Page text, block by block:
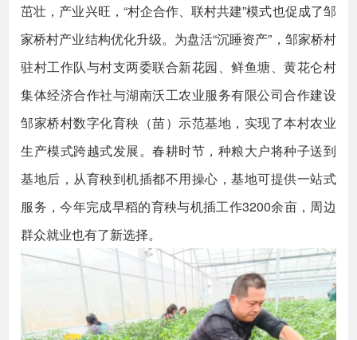
茁壮，产业兴旺，“村企合作、联村共建”模式也促成了邹
家桥村产业结构优化升级。为盘活“沉睡资产”，邹家桥村
驻村工作队与村支两委联合新花园、鲜鱼塘、黄花仑村
集体经济合作社与湖南沃工农业服务有限公司合作建设
邹家桥村数字化育秧（苗）示范基地，实现了本村农业
生产模式跨越式发展。春耕时节，种粮大户将种子送到
基地后，从育秧到机插都不用操心，基地可提供一站式
服务，今年完成早稻的育秧与机插工作3200余亩，周边
群众就业也有了新选择。